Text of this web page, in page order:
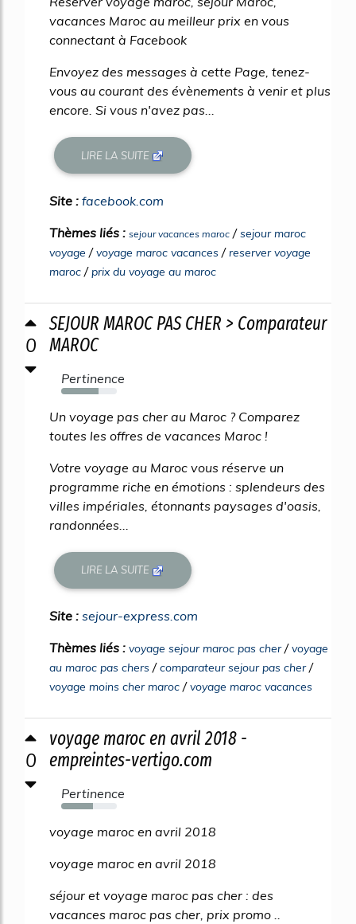
vacances Maroc au meilleur prix en vous
connectant à Facebook
Envoyez des messages à cette Page, tenez-
vous au courant des évènements à venir et plus
encore. Si vous n'avez pas...
LIRE LA SUITE
Site : facebook.com
Thèmes liés : sejour vacances maroc /sejour maroc
voyage /voyage maroc vacances /reserver voyage
maroc /prix du voyage au maroc
0
SEJOUR MAROC PAS CHER > Comparateur
MAROC
Pertinence
67%
Un voyage pas cher au Maroc ? Comparez
toutes les offres de vacances Maroc !
Votre voyage au Maroc vous réserve un
programme riche en émotions : splendeurs des
villes impériales, étonnants paysages d'oasis,
randonnées...
LIRE LA SUITE
Site : sejour-express.com
Thèmes liés : voyage sejour maroc pas cher/voyage
au maroc pas chers /comparateur sejour pas cher/
voyage moins cher maroc /voyage maroc vacances
0
voyage maroc en avril 2018 -
empreintes-vertigo.com
Pertinence
57%
voyage maroc en avril 2018
voyage maroc en avril 2018
séjour et voyage maroc pas cher : des
vacances maroc pas cher, prix promo ..